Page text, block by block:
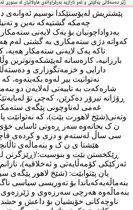
پێشتریش لەپۆستێکدا نوسیم
چەمکە گشتیەکە نەبن و
بەدواداچونیان بۆ یەک لایەنی
کەواتە دژی ستەمکاری بە گشتی لەم
تاکە یەک لایەنی ستەمکار هەیە،
بارزانیە، کارەساتە لەپێشکەوتوترین
دارایی و خزمەتگوزاری و
نەتوانیت بیر لەوە
شارەکەت بە تایبەتی لەلایەن دو
ڕۆژانە تیرۆر دەکرێن، کەچی تۆ
غەمی لەناوچونی پێگەی
وتەنی(شێخ لاهورت بێت)، کە نەتوانێت
ن ک بخاتەوە سەر ڕەوتی ئاسایی
سی ساڵ لەستەم و دزی و کردەی
هێشتا ی ن ک و بنەماڵەی
ڕێکخستن بێت و بنوسیت:'(ڕێزگرتن
ئەرکێکی کۆمەڵایەتی و ئەخلاقیە)،
یان پێتوابێت: (شێخ لاهور پێگەی
بنەماڵەیەکەیاندا بۆ تەوریسی سیاسی
بنەماڵەوە هەرچی سەرزەوی و ژێرزەوی
ناوچەکانی خۆیشیان بۆ داعش و